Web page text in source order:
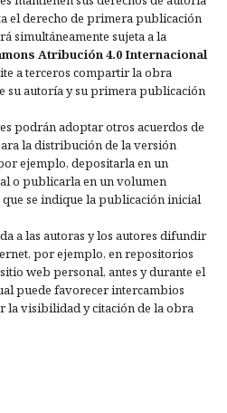
el derecho de primera publicación
simultáneamente sujeta a la
Atribución 4.0 Internacional
a terceros compartir la obra
su autoría y su primera publicación
podrán adoptar otros acuerdos de
la distribución de la versión
ejemplo, depositarla en un
o publicarla en un volumen
se indique la publicación inicial
a las autoras y los autores difundir
por ejemplo, en repositorios
web personal, antes y durante el
puede favorecer intercambios
la visibilidad y citación de la obra